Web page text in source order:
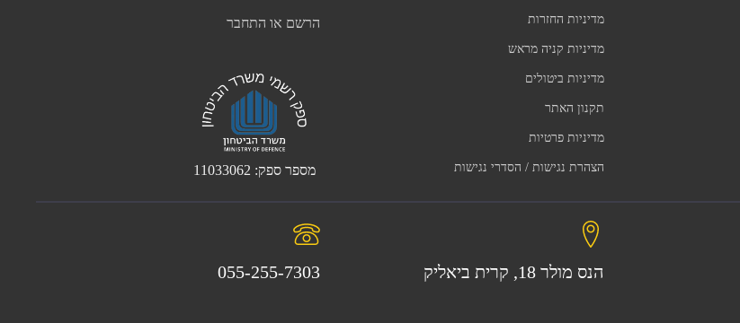
מדיניות החזרות
מדיניות קניה מראש
מדיניות ביטולים
תקנון האתר
מדיניות פרטיות
הצהרת נגישות / הסדרי נגישות
הרשם או התחבר
מספר ספק: 11033062
הנס מולר 18, קרית ביאליק 055-255-7303